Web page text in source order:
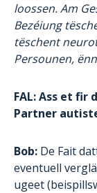
loossen. Am
Bezéiung
tëschent
Persounen,
FAL: Ass et fir
Partner
Bob: De Fait
eventuell
ugeet